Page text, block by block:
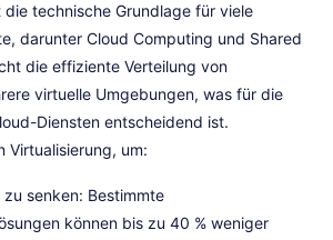
technische Grundlage für viele
darunter Cloud Computing und Shared
die effiziente Verteilung von
virtuelle Umgebungen, was für die
Diensten entscheidend ist.
Virtualisierung, um:
senken: Bestimmte
können bis zu 40 % weniger